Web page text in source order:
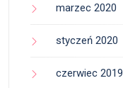
marzec 2020
styczeń 2020
czerwiec 2019